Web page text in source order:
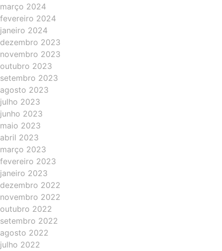
março 2024
fevereiro 2024
janeiro 2024
dezembro 2023
novembro 2023
outubro 2023
setembro 2023
agosto 2023
julho 2023
junho 2023
maio 2023
abril 2023
março 2023
fevereiro 2023
janeiro 2023
dezembro 2022
novembro 2022
outubro 2022
setembro 2022
agosto 2022
julho 2022